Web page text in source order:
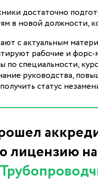
достаточно
в новой
с актуальным
рабочие и
по специальности,
руководства,
статус
лицензию